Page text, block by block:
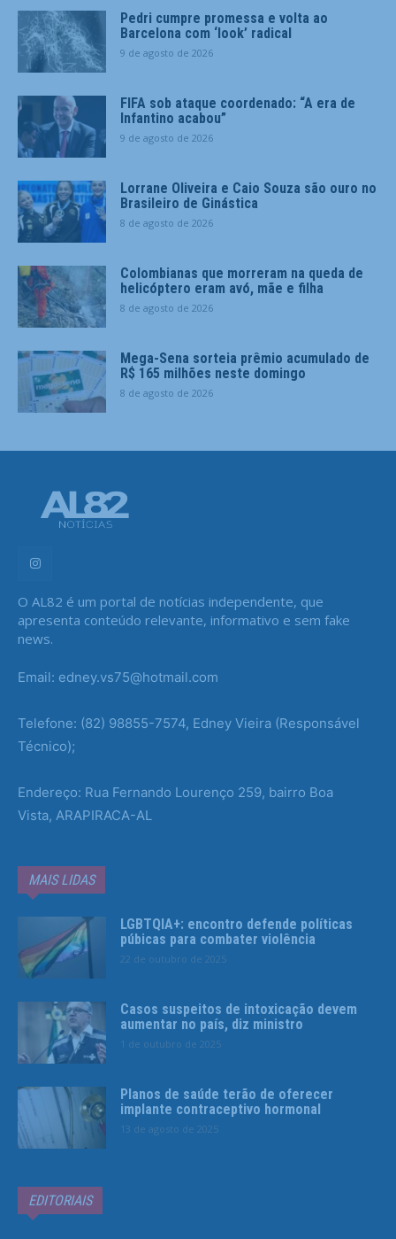
Pedri cumpre promessa e volta ao
Barcelona com ‘look’ radical
9 de agosto de 2026
FIFA sob ataque coordenado: “A era de
Infantino acabou”
9 de agosto de 2026
Lorrane Oliveira e Caio Souza são ouro no
Brasileiro de Ginástica
8 de agosto de 2026
Colombianas que morreram na queda de
helicóptero eram avó, mãe e filha
8 de agosto de 2026
Mega-Sena sorteia prêmio acumulado de
R$ 165 milhões neste domingo
8 de agosto de 2026
O AL82 é um portal de notícias independente, que
apresenta conteúdo relevante, informativo e sem fake
news.
Email: edney.vs75@hotmail.com
Telefone: (82) 98855-7574, Edney Vieira (Responsável
Técnico);
Endereço: Rua Fernando Lourenço 259, bairro Boa
Vista, ARAPIRACA-AL
MAIS LIDAS
LGBTQIA+: encontro defende políticas
púbicas para combater violência
22 de outubro de 2025
Casos suspeitos de intoxicação devem
aumentar no país, diz ministro
1 de outubro de 2025
Planos de saúde terão de oferecer
implante contraceptivo hormonal
13 de agosto de 2025
EDITORIAIS